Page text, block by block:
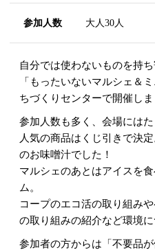
参加人数 大人30人
自分では使わないものを持
「もったいないマルシェ＆
ちづくりセンターで開催しま
参加人数も多く、会場には
人気の商品はくじ引きで決
のお味噌汁でした！
マルシェのあとはアイスを
ム。
コープのエコ活の取り組み
の取り組みの紹介など環境に
参加者の方からは「不要品